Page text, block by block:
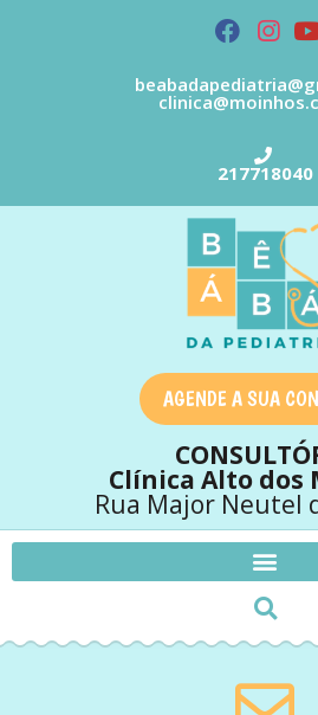
217718040
AGENDE A SUA
Clínica Alto dos
Rua Major Neutel